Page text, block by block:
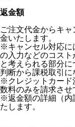
返金額
ご注文代金からキ
金いたします。
※キャンセル対応に
の入力などのコス
と考えられる部分
判断から課税取引に
※クレジットカード
数料のみを請求させ
※返金額の詳細（内
たします。